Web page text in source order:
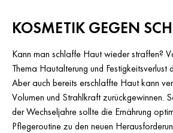
KOSMETIK GEGEN
Kann man schlaffe Haut wieder straffen?
Thema Hautalterung und
Aber auch bereits erschlaffte Haut kann
Volumen und Strahlkraft zurückgewinnen.
der Wechseljahre sollte die Ernährung
Pflegeroutine zu den neuen